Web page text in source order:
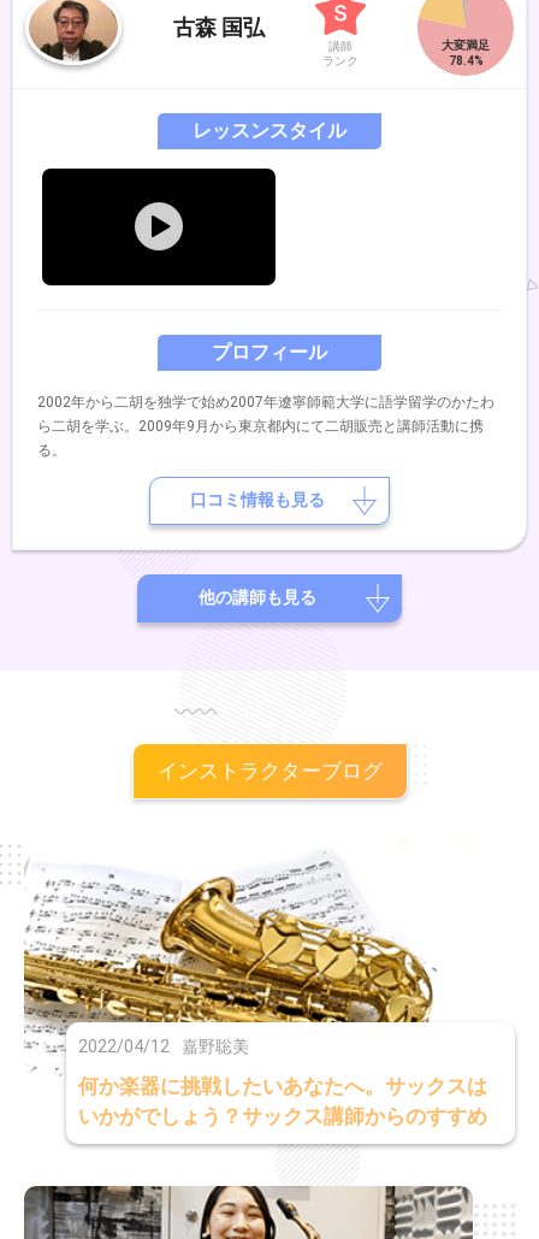
やすさ 個人の適性へのよりそい です。初めての方から 経験者の方
まで、会員様のひとりひとりの特性とご都合に合わせて柔軟に対応させ
ていただき、一緒に二胡の魅力を引き出すことを得意としています。一
古森 国弘
講師
ランク
プロフィール
2002年から二胡を独学で始め2007年遼寧師範大学に語学留学のかたわ
ら二胡を学ぶ。2009年9月から東京都内にて二胡販売と講師活動に携
る。
レッスンスタイル
口コミ情報も見る
他の講師も見る
インストラクターブログ
2022/04/12 嘉野聡美
何か楽器に挑戦したいあなたへ。サックスは
いかがでしょう？サックス講師からのすすめ